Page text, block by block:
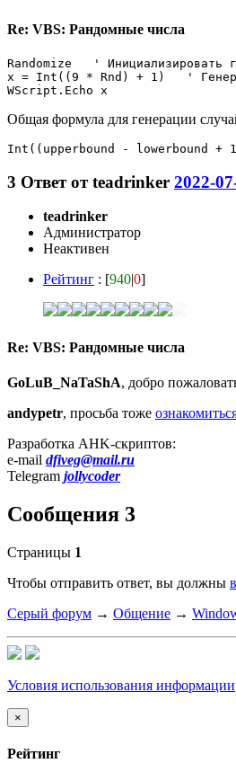
Re: VBS: Рандомные числа
Randomize   ' Инициализировать
x = Int((9 * Rnd) + 1)   '
Общая формула для генерации
3 Ответ отteadrinker 2022-
teadrinker
Администратор
Неактивен
Рейтинг : [940|0]
Re: VBS: Рандомные числа
GoLuB_NaTaShA, добро
andypetr, просьба тоже
Разработка AHK-скриптов:
e-mail dfiveg@mail.ru
Telegram jollycoder
Сообщения 3
Страницы 1
Чтобы отправить ответ, вы должны
Серый форум → Общение →
Условия использования информации
×
Рейтинг